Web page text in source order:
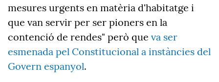
mesures urgents en matèria d'habitatge i
que van servir per ser pioners en la
contenció de rendes" però que va ser
esmenada pel Constitucional a instàncies del
Govern espanyol.